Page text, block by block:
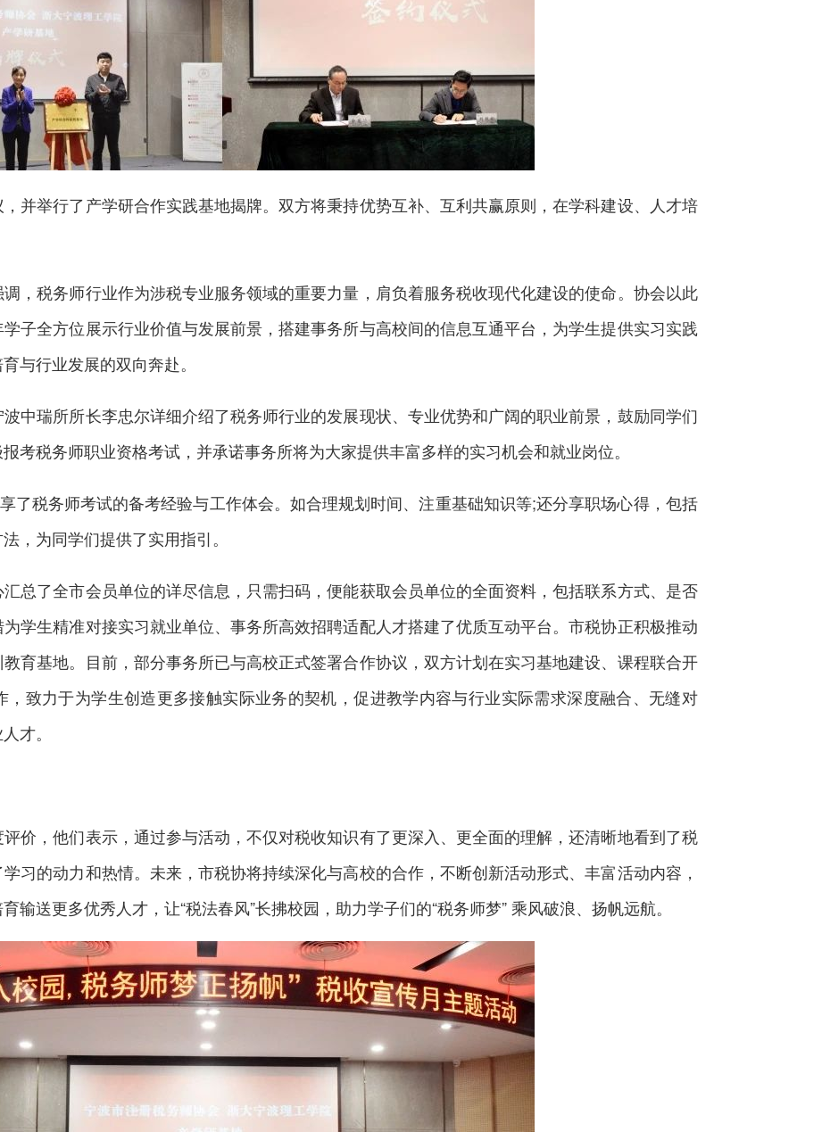
举行了产学研合作实践基地揭牌。双方将秉持优势互补、互利共赢原则，在学科建设、人才培
税务师行业作为涉税专业服务领域的重要力量，肩负着服务税收现代化建设的使命。协会以此
子全方位展示行业价值与发展前景，搭建事务所与高校间的信息互通平台，为学生提供实习实践
与行业发展的双向奔赴。
瑞所所长李忠尔详细介绍了税务师行业的发展现状、专业优势和广阔的职业前景，鼓励同学们
考税务师职业资格考试，并承诺事务所将为大家提供丰富多样的实习机会和就业岗位。
税务师考试的备考经验与工作体会。如合理规划时间、注重基础知识等;还分享职场心得，包括
，为同学们提供了实用指引。
了全市会员单位的详尽信息，只需扫码，便能获取会员单位的全面资料，包括联系方式、是否
学生精准对接实习就业单位、事务所高效招聘适配人才搭建了优质互动平台。市税协正积极推动
育基地。目前，部分事务所已与高校正式签署合作协议，双方计划在实习基地建设、课程联合开
致力于为学生创造更多接触实际业务的契机，促进教学内容与行业实际需求深度融合、无缝对
才。
，他们表示，通过参与活动，不仅对税收知识有了更深入、更全面的理解，还清晰地看到了税
习的动力和热情。未来，市税协将持续深化与高校的合作，不断创新活动形式、丰富活动内容，
输送更多优秀人才，让“税法春风”长拂校园，助力学子们的“税务师梦” 乘风破浪、扬帆远航。